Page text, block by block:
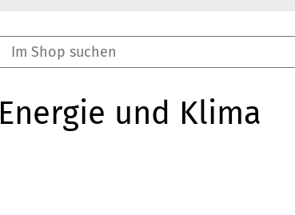
Energie und Klima